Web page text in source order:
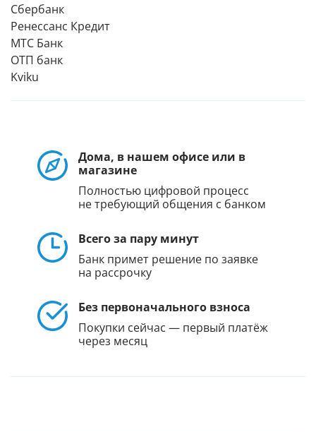
Сбербанк
Ренессанс Кредит
МТС Банк
ОТП банк
Kviku
Дома, в нашем офисе или в
магазине
Полностью цифровой процесс
не требующий общения с банком
Всего за пару минут
Банк примет решение по заявке
на рассрочку
Без первоначального взноса
Покупки сейчас — первый платёж
через месяц